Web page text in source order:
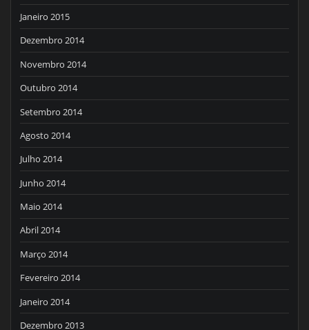
Janeiro 2015
Dezembro 2014
Novembro 2014
Outubro 2014
Setembro 2014
Agosto 2014
Julho 2014
Junho 2014
Maio 2014
Abril 2014
Março 2014
Fevereiro 2014
Janeiro 2014
Dezembro 2013